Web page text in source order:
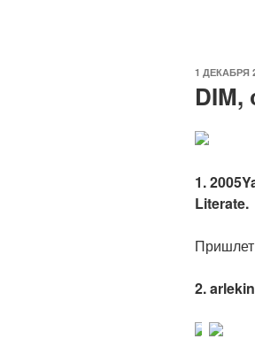
1 ДЕКАБРЯ
DIM,
1.
Literate.
Пришлет
2.